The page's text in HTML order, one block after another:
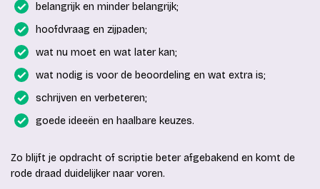
belangrijk en minder belangrijk;
hoofdvraag en zijpaden;
wat nu moet en wat later kan;
wat nodig is voor de beoordeling en wat extra is;
schrijven en verbeteren;
goede ideeën en haalbare keuzes.
Zo blijft je opdracht of scriptie beter afgebakend en komt de
rode draad duidelijker naar voren.